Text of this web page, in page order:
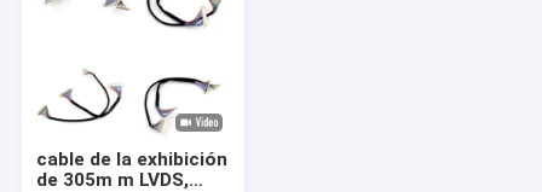
cable de la exhibición
de 305m m LVDS,